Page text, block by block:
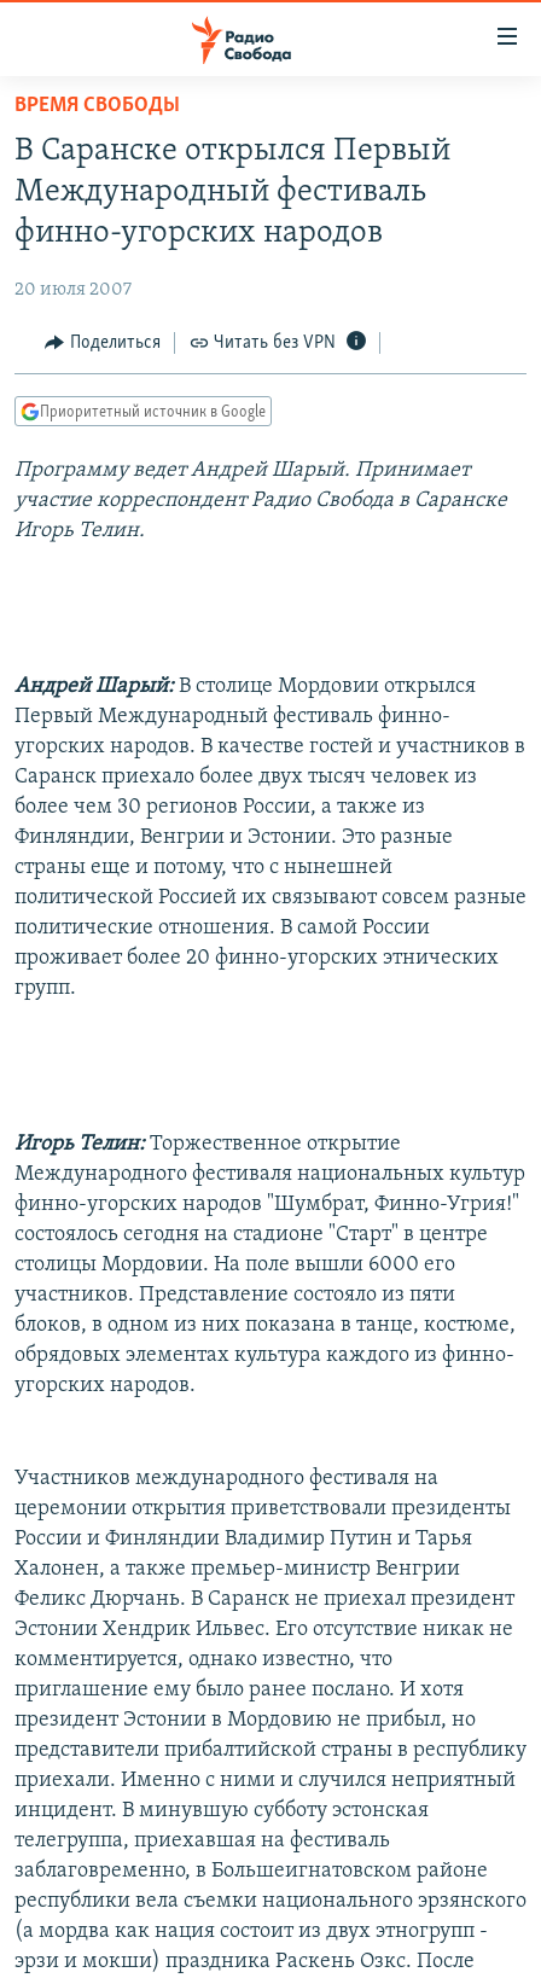
упрощенного
доступа
Вернуться
основному
Вернутся
Вернутся
поиску
ПОДКАСТЫ
АВТОРСКИЕ ПРОЕКТЫ
МНЕНИЯ
КУЛЬТУРА
КАВКАЗ.РЕАЛИИ
СЕВЕР.РЕАЛИИ
СИБИРЬ.РЕАЛИИ
Все сайты РСЕ/РС
ВРЕМЯ СВОБОДЫ
В Саранске открылся Первый
Международный фестиваль
финно-угорских народов
20 июля 2007
Поделиться Читать без VPN
Приоритетный источник в Google
Программу ведет Андрей Шарый. Принимает
участие корреспондент Радио Свобода в Саранске
Игорь Телин.
Андрей Шарый:В столице Мордовии открылся
Первый Международный фестиваль финно-
угорских народов. В качестве гостей и участников в
Саранск приехало более двух тысяч человек из
более чем 30 регионов России, а также из
Финляндии, Венгрии и Эстонии. Это разные
страны еще и потому, что с нынешней
политической Россией их связывают совсем разные
политические отношения. В самой России
проживает более 20 финно-угорских этнических
групп.
Игорь Телин: Торжественное открытие
Международного фестиваля национальных культур
финно-угорских народов "Шумбрат, Финно-Угрия!"
состоялось сегодня на стадионе "Старт" в центре
столицы Мордовии. На поле вышли 6000 его
участников. Представление состояло из пяти
блоков, в одном из них показана в танце, костюме,
обрядовых элементах культура каждого из финно-
угорских народов.
Участников международного фестиваля на
церемонии открытия приветствовали президенты
России и Финляндии Владимир Путин и Тарья
Халонен, а также премьер-министр Венгрии
Феликс Дюрчань. В Саранск не приехал президент
Эстонии Хендрик Ильвес. Его отсутствие никак не
комментируется, однако известно, что
приглашение ему было ранее послано. И хотя
президент Эстонии в Мордовию не прибыл, но
представители прибалтийской страны в республику
приехали. Именно с ними и случился неприятный
инцидент. В минувшую субботу эстонская
телегруппа, приехавшая на фестиваль
заблаговременно, в Большеигнатовском районе
республики вела съемки национального эрзянского
(а мордва как нация состоит из двух этногрупп -
эрзи и мокши) праздника Раскень Озкс. После